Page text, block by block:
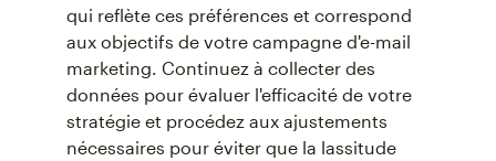
qui reflète ces préférences et correspond
aux objectifs de votre campagne d'e-mail
marketing. Continuez à collecter des
données pour évaluer l'efficacité de votre
stratégie et procédez aux ajustements
nécessaires pour éviter que la lassitude